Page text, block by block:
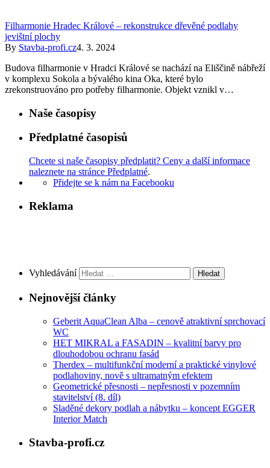
Filharmonie Hradec Králové – rekonstrukce dřevěné podlahy
jevištní plochy
By Stavba-profi.cz4. 3. 2024
Budova filharmonie v Hradci Králové se nachází na Eliščině nábřeží
v komplexu Sokola a bývalého kina Oka, které bylo
zrekonstruováno pro potřeby filharmonie. Objekt vznikl v…
Naše časopisy
Předplatné časopisů
Chcete si naše časopisy předplatit? Ceny a další informace
naleznete na stránce Předplatné.
Přidejte se k nám na Facebooku
Reklama
Vyhledávání
Nejnovější články
Geberit AquaClean Alba – cenově atraktivní sprchovací
WC
HET MIKRAL a FASADIN – kvalitní barvy pro
dlouhodobou ochranu fasád
Therdex – multifunkční moderní a praktické vinylové
podlahoviny, nově s ultramatným efektem
Geometrické přesnosti – nepřesnosti v pozemním
stavitelství (8. díl)
Sladěné dekory podlah a nábytku – koncept EGGER
Interior Match
Stavba-profi.cz